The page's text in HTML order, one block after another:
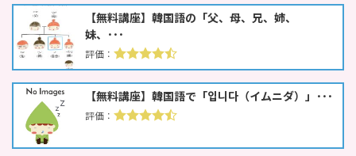
【無料講座】韓国語の「父、母、兄、姉、
妹、･･･
【無料講座】韓国語で「입니다（イムニダ）」･･･